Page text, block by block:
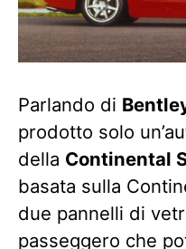
Parlando di
prodotto solo
della Continental
basata sulla
due pannelli di
passeggero che